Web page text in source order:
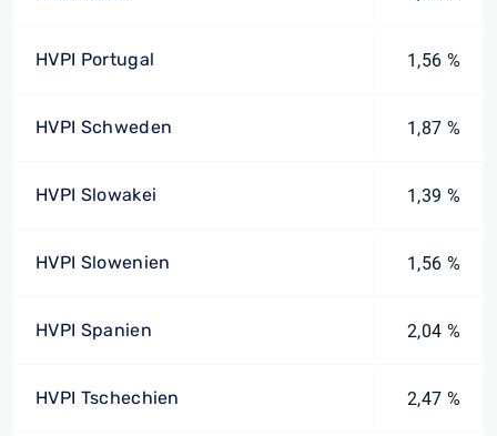
HVPI Portugal 1,56 %
HVPI Schweden 1,87 %
HVPI Slowakei 1,39 %
HVPI Slowenien 1,56 %
HVPI Spanien 2,04 %
HVPI Tschechien 2,47 %